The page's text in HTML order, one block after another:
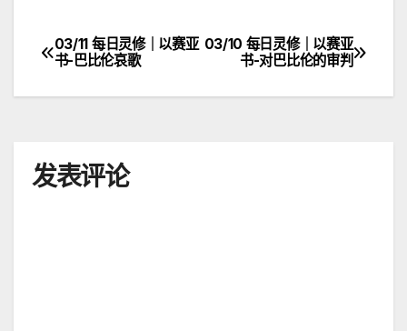
文
章
航
03/10 每日灵修｜以赛亚
书-对巴比伦的审判
03/11 每日灵修｜以赛亚
书-巴比伦哀歌
发表评论